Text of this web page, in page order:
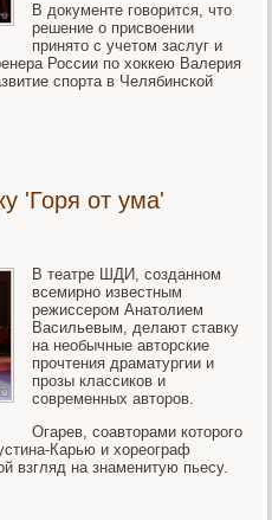
В документе говорится, что
решение о присвоении
принято с учетом заслуг и
России по хоккею Валерия
спорта в Челябинской
'Горя от ума'
В театре ШДИ, созданном
всемирно известным
режиссером Анатолием
Васильевым, делают ставку
на необычные авторские
прочтения драматургии и
прозы классиков и
современных авторов.
Огарев, соавторами которого
Карью и хореограф
взгляд на знаменитую пьесу.